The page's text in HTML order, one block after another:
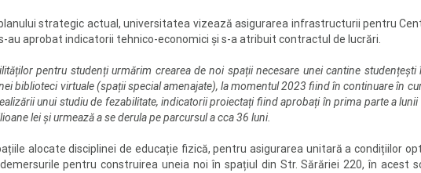
strategic actual, universitatea vizează asigurarea infrastructurii pentru
au aprobat indicatorii tehnico-economici și s-a atribuit contractul de lucrări.
pentru studenți urmărim crearea de noi spații necesare unei cantine
biblioteci virtuale (spații special amenajate), la momentul 2023 fiind în continuare în
unui studiu de fezabilitate, indicatorii proiectați fiind aprobați în prima parte a
lei și urmează a se derula pe parcursul a cca 36 luni.
alocate disciplinei de educație fizică, pentru asigurarea unitară a condițiilor
pentru construirea uneia noi în spațiul din Str. Sărăriei 220, în acest